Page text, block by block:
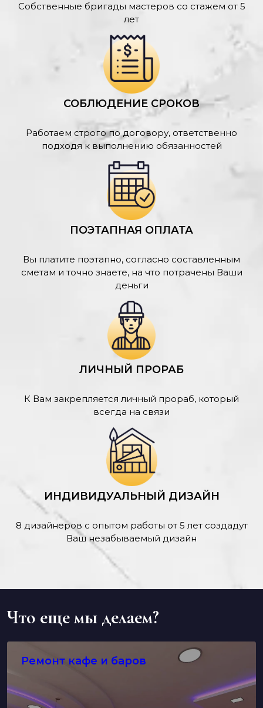
Собственные бригады мастеров со стажем от 5
лет
СОБЛЮДЕНИЕ СРОКОВ
Работаем строго по договору, ответственно
подходя к выполнению обязанностей
ПОЭТАПНАЯ ОПЛАТА
Вы платите поэтапно, согласно составленным
сметам и точно знаете, на что потрачены Ваши
деньги
ЛИЧНЫЙ ПРОРАБ
К Вам закрепляется личный прораб, который
всегда на связи
ИНДИВИДУАЛЬНЫЙ ДИЗАЙН
8 дизайнеров с опытом работы от 5 лет создадут
Ваш незабываемый дизайн
Что еще мы делаем?
Ремонт кафе и баров